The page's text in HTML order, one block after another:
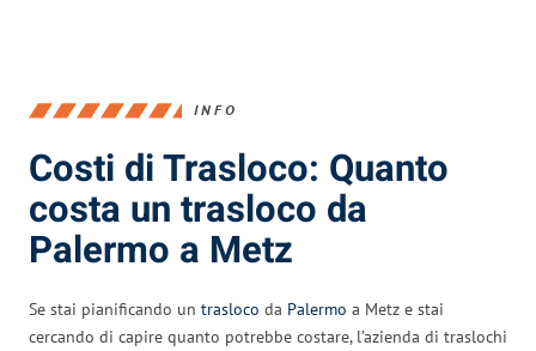
INFO
Costi di Trasloco: Quanto
costa un trasloco da
Palermo a Metz
Se stai pianificando un trasloco da Palermo a Metz e stai
cercando di capire quanto potrebbe costare, l’azienda di traslochi